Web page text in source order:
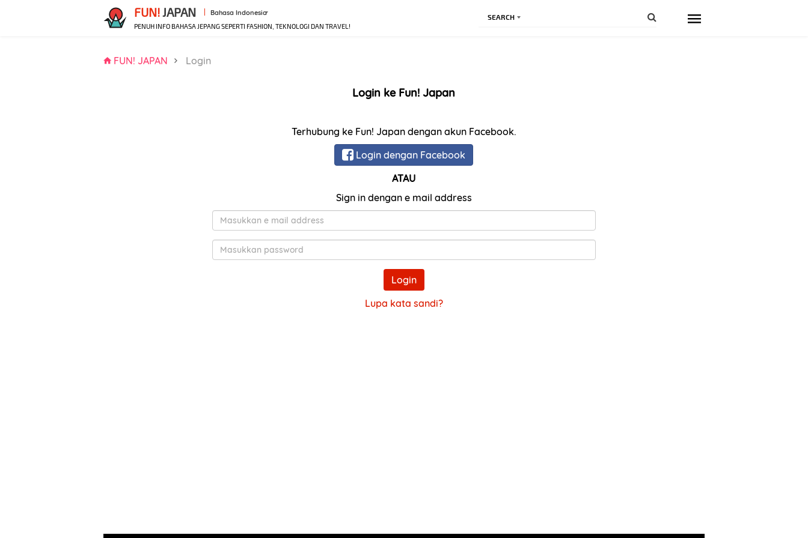
FUN! JAPAN Bahasa Indonesia
PENUH INFO BAHASA JEPANG SEPERTI FASHION, TEKNOLOGI DAN TRAVEL!
SEARCH
FUN! JAPAN Login
Login ke Fun! Japan
Terhubung ke Fun! Japan dengan akun Facebook.
Login dengan Facebook
ATAU
Sign in dengan e mail address
Mail
Sandi
Login
Lupa kata sandi?